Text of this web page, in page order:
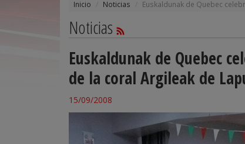
Inicio Noticias Euskaldunak de Quebec
Noticias
Euskaldunak de Quebec
de la coral Argileak de
15/09/2008